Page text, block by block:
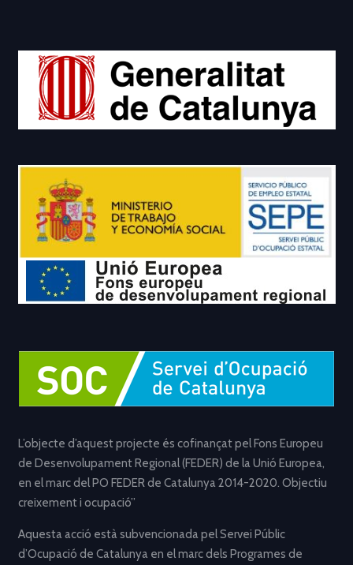
L’objecte d’aquest projecte és cofinançat pel Fons Europeu
de Desenvolupament Regional (FEDER) de la Unió Europea,
en el marc del PO FEDER de Catalunya 2014-2020. Objectiu
creixement i ocupació”
Aquesta acció està subvencionada pel Servei Públic
d’Ocupació de Catalunya en el marc dels Programes de